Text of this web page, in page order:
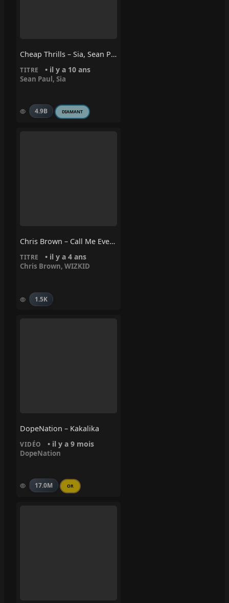
Cheap Thrills – Sia, Sean Paul
TITRE • il y a 10 ans
Sean Paul, Sia
4.9B DIAMANT
Chris Brown – Call Me Every Day (feat. WizKid)
TITRE • il y a 4 ans
Chris Brown, WIZKID
1.5K
DopeNation – Kakalika
VIDÉO • il y a 9 mois
DopeNation
17.0M OR